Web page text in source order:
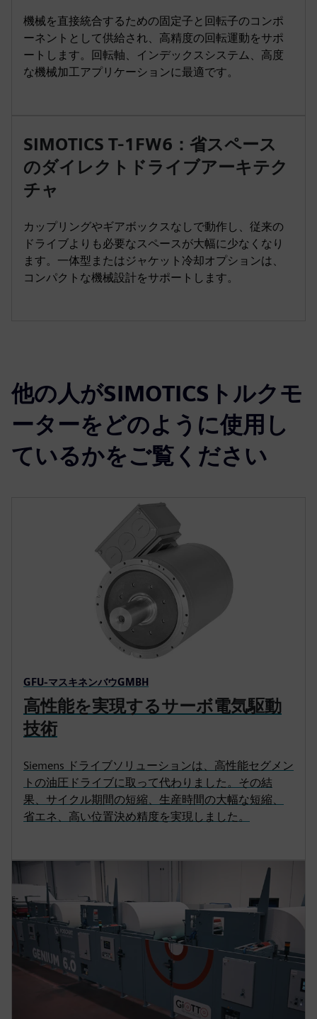
機械を直接統合するための固定子と回転子のコンポ
ーネントとして供給され、高精度の回転運動をサポ
ートします。回転軸、インデックスシステム、高度
な機械加工アプリケーションに最適です。
SIMOTICS T-1FW6：省スペース
のダイレクトドライブアーキテク
チャ
カップリングやギアボックスなしで動作し、従来の
ドライブよりも必要なスペースが大幅に少なくなり
ます。一体型またはジャケット冷却オプションは、
コンパクトな機械設計をサポートします。
他の人がSIMOTICSトルクモ
ーターをどのように使用し
ているかをご覧ください
GFU-マスキネンバウGMBH
高性能を実現するサーボ電気駆動
技術
Siemens ドライブソリューションは、高性能セグメン
トの油圧ドライブに取って代わりました。その結
果、サイクル期間の短縮、生産時間の大幅な短縮、
省エネ、高い位置決め精度を実現しました。